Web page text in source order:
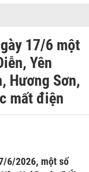
17/6 một
Yên
Hương Sơn,
mất điện
6/2026, một số